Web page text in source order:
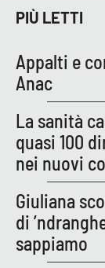
Laconair.it
Ilreggino.it
Ilvibonese.it
PIÙ LETTI
Appalti e
Anac
La sanità
quasi 100
nei nuovi
Giuliana
di
sappiamo